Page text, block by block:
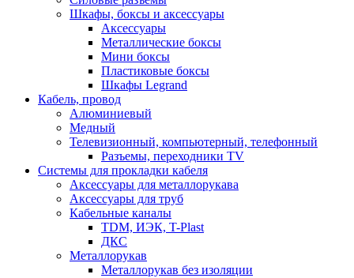
Шкафы, боксы и аксессуары
Аксессуары
Металлические боксы
Мини боксы
Пластиковые боксы
Шкафы Legrand
Кабель, провод
Алюминиевый
Медный
Телевизионный, компьютерный, телефонный
Разъемы, переходники TV
Системы для прокладки кабеля
Аксессуары для металлорукава
Аксессуары для труб
Кабельные каналы
TDM, ИЭК, T-Plast
ДКС
Металлорукав
Металлорукав без изоляции